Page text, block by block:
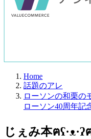
Home
話題のアレ
ローソンの和栗の
ローソン40周年記
じぇみ本ฅʕ·ᴥ·ʔ